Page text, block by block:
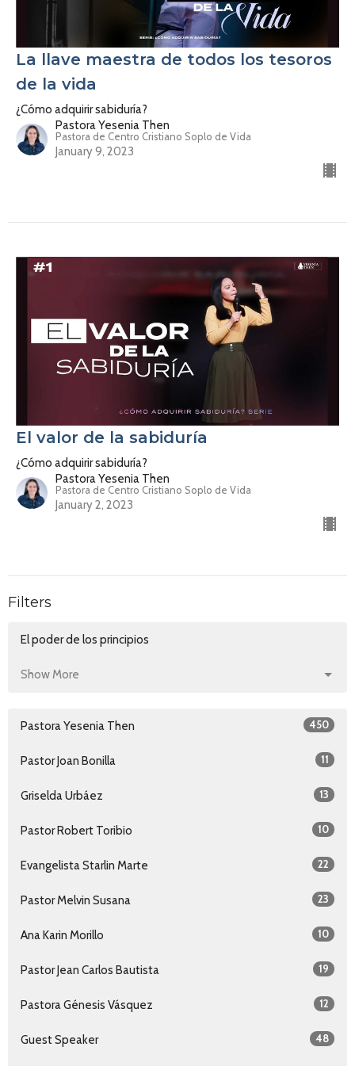
La llave maestra de todos los tesoros
de la vida
¿Cómo adquirir sabiduría?
Pastora Yesenia Then
Pastora de Centro Cristiano Soplo de Vida
January 9, 2023
El valor de la sabiduría
¿Cómo adquirir sabiduría?
Pastora Yesenia Then
Pastora de Centro Cristiano Soplo de Vida
January 2, 2023
Filters
El poder de los principios
Show More
Pastora Yesenia Then 450
Pastor Joan Bonilla 11
Griselda Urbáez 13
Pastor Robert Toribio 10
Evangelista Starlin Marte 22
Pastor Melvin Susana 23
Ana Karin Morillo 10
Pastor Jean Carlos Bautista 19
Pastora Génesis Vásquez 12
Guest Speaker 48